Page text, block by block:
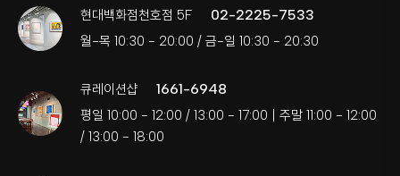
현대백화점천호점 5F 02-2225-7533
월-목 10:30 - 20:00 / 금-일 10:30 - 20:30
큐레이션샵 1661-6948
평일 10:00 - 12:00 / 13:00 - 17:00 | 주말 11:00 - 12:00
/ 13:00 - 18:00